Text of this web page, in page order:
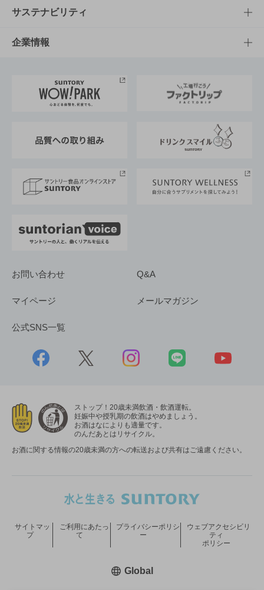
商品発売情報
栄養成分一覧
キャンペーン
工場見学
地域情報
文化・スポーツTOP
サントリーホール
サントリーサンバーズ大阪
サステナビリティ
サステナビリティTOP
サントリーが考えるサステナビリティ経営
企業情報
企業概要
採用情報
お問い合わせ Q&A
マイページ メールマガジン
公式SNS一覧
ストップ！20歳未満飲酒・飲酒運転。
妊娠中や授乳期の飲酒はやめましょう。
お酒はなによりも適量です。
のんだあとはリサイクル。
お酒に関する情報の20歳未満の方への転送および共有はご遠慮ください。
サイトマッ
プ
ご利用にあたっ
て
プライバシーポリシ
ー
ウェブアクセシビリ
ティ
ポリシー
Global新しいウィンドウで開く